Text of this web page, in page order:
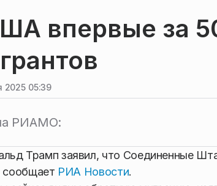
впервые за
2025 05:39
РИАМО:
Трамп заявил, что Соединенные
сообщает РИА Новости.